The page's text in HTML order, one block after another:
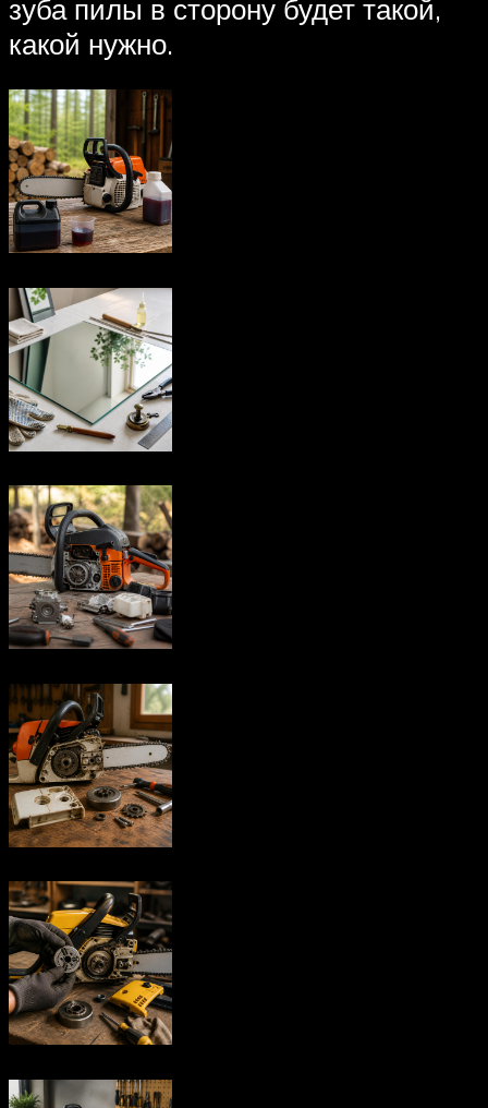
зуба пилы в сторону будет такой,
какой нужно.